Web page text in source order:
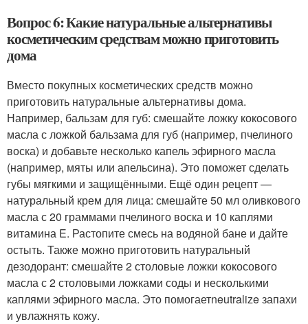
Вопрос 6: Какие натуральные альтернативы
косметическим средствам можно приготовить
дома
Вместо покупных косметических средств можно
приготовить натуральные альтернативы дома.
Например, бальзам для губ: смешайте ложку кокосового
масла с ложкой бальзама для губ (например, пчелиного
воска) и добавьте несколько капель эфирного масла
(например, мяты или апельсина). Это поможет сделать
губы мягкими и защищёнными. Ещё один рецепт —
натуральный крем для лица: смешайте 50 мл оливкового
масла с 20 граммами пчелиного воска и 10 каплями
витамина E. Растопите смесь на водяной бане и дайте
остыть. Также можно приготовить натуральный
дезодорант: смешайте 2 столовые ложки кокосового
масла с 2 столовыми ложками соды и несколькими
каплями эфирного масла. Это помогаетneutralize запахи
и увлажнять кожу.